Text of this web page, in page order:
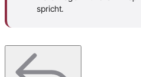
spricht.